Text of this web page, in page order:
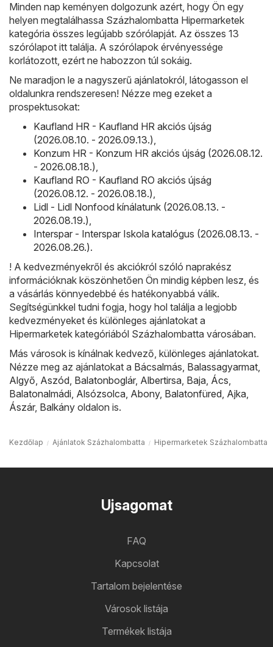
Minden nap keményen dolgozunk azért, hogy Ön egy
helyen megtalálhassa Százhalombatta Hipermarketek
kategória összes legújabb szórólapját. Az összes 13
szórólapot itt találja. A szórólapok érvényessége
korlátozott, ezért ne habozzon túl sokáig.
Ne maradjon le a nagyszerű ajánlatokról, látogasson el
oldalunkra rendszeresen! Nézze meg ezeket a
prospektusokat:
Kaufland HR - Kaufland HR akciós újság
(2026.08.10. - 2026.09.13.),
Konzum HR - Konzum HR akciós újság (2026.08.12.
- 2026.08.18.),
Kaufland RO - Kaufland RO akciós újság
(2026.08.12. - 2026.08.18.),
Lidl - Lidl Nonfood kínálatunk (2026.08.13. -
2026.08.19.),
Interspar - Interspar Iskola katalógus (2026.08.13. -
2026.08.26.).
! A kedvezményekről és akciókról szóló naprakész
információknak köszönhetően Ön mindig képben lesz, és
a vásárlás könnyedebbé és hatékonyabbá válik.
Segítségünkkel tudni fogja, hogy hol találja a legjobb
kedvezményeket és különleges ajánlatokat a
Hipermarketek kategóriából Százhalombatta városában.
Más városok is kínálnak kedvező, különleges ajánlatokat.
Nézze meg az ajánlatokat a Bácsalmás, Balassagyarmat,
Algyő, Aszód, Balatonboglár, Albertirsa, Baja, Ács,
Balatonalmádi, Alsózsolca, Abony, Balatonfüred, Ajka,
Ászár, Balkány oldalon is.
Kezdőlap Ajánlatok Százhalombatta Hipermarketek Százhalombatta
Ujsagomat
FAQ
Kapcsolat
Tartalom bejelentése
Városok listája
Termékek listája